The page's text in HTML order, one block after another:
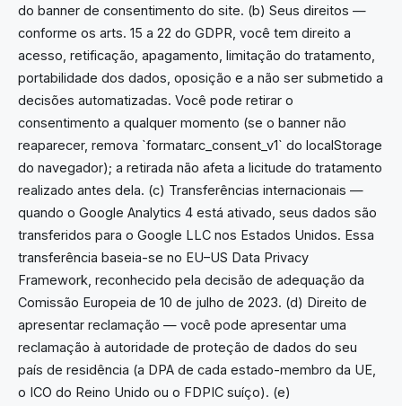
do banner de consentimento do site. (b) Seus direitos —
conforme os arts. 15 a 22 do GDPR, você tem direito a
acesso, retificação, apagamento, limitação do tratamento,
portabilidade dos dados, oposição e a não ser submetido a
decisões automatizadas. Você pode retirar o
consentimento a qualquer momento (se o banner não
reaparecer, remova `formatarc_consent_v1` do localStorage
do navegador); a retirada não afeta a licitude do tratamento
realizado antes dela. (c) Transferências internacionais —
quando o Google Analytics 4 está ativado, seus dados são
transferidos para o Google LLC nos Estados Unidos. Essa
transferência baseia-se no EU–US Data Privacy
Framework, reconhecido pela decisão de adequação da
Comissão Europeia de 10 de julho de 2023. (d) Direito de
apresentar reclamação — você pode apresentar uma
reclamação à autoridade de proteção de dados do seu
país de residência (a DPA de cada estado-membro da UE,
o ICO do Reino Unido ou o FDPIC suíço). (e)